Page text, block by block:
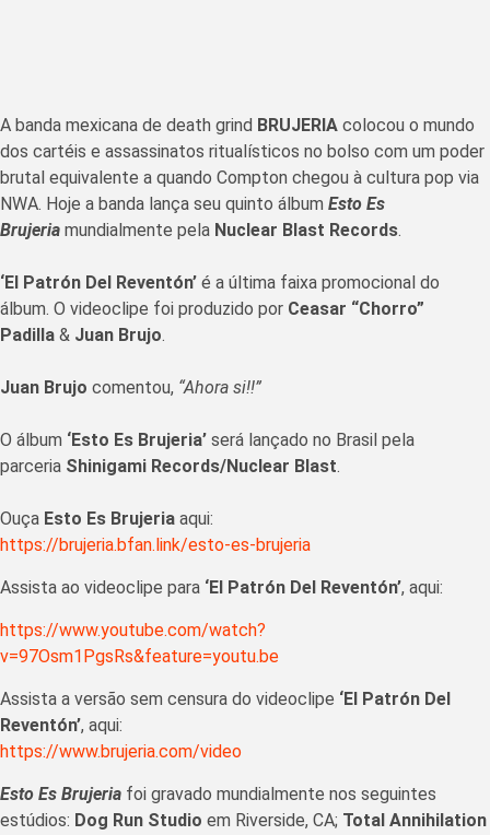
A banda mexicana de death grind BRUJERIA colocou o mundo
dos cartéis e assassinatos ritualísticos no bolso com um poder
brutal equivalente a quando Compton chegou à cultura pop via
NWA. Hoje a banda lança seu quinto álbum Esto Es
Brujeria mundialmente pela Nuclear Blast Records.
‘El Patrón Del Reventón’ é a última faixa promocional do
álbum. O videoclipe foi produzido por Ceasar “Chorro”
Padilla & Juan Brujo.
Juan Brujo comentou, “Ahora si!!”
O álbum ‘Esto Es Brujeria’ será lançado no Brasil pela
parceria Shinigami Records/Nuclear Blast.
Ouça Esto Es Brujeria aqui:
https://brujeria.bfan.link/esto-es-brujeria
Assista ao videoclipe para ‘El Patrón Del Reventón’, aqui:
https://www.youtube.com/watch?
v=97Osm1PgsRs&feature=youtu.be
Assista a versão sem censura do videoclipe ‘El Patrón Del
Reventón’, aqui:
https://www.brujeria.com/video
Esto Es Brujeria foi gravado mundialmente nos seguintes
estúdios: Dog Run Studio em Riverside, CA; Total Annihilation